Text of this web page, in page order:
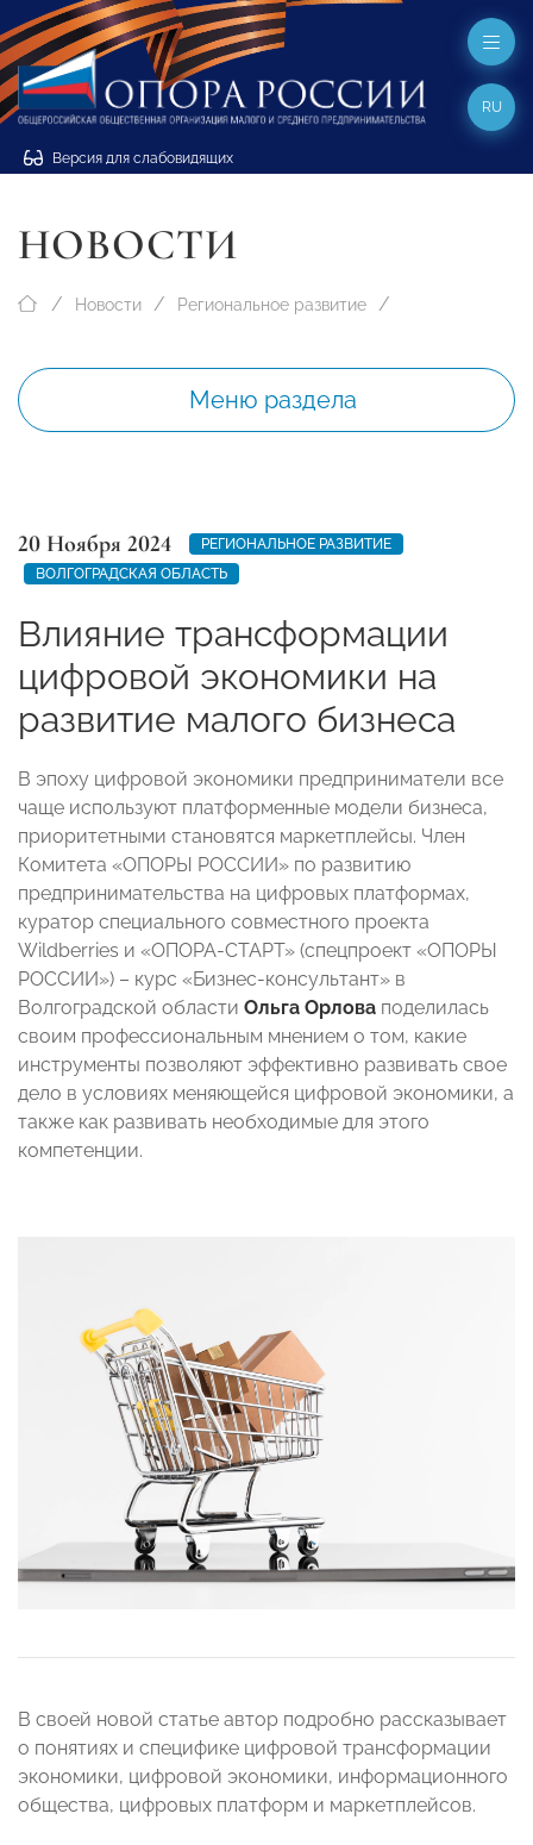
Версия для слабовидящих
RU
НОВОСТИ
Новости Региональное развитие
Меню раздела
20 Ноября 2024
РЕГИОНАЛЬНОЕ РАЗВИТИЕ
ВОЛГОГРАДСКАЯ ОБЛАСТЬ
Влияние трансформации
цифровой экономики на
развитие малого бизнеса
В эпоху цифровой экономики предприниматели все
чаще используют платформенные модели бизнеса,
приоритетными становятся маркетплейсы. Член
Комитета «ОПОРЫ РОССИИ» по развитию
предпринимательства на цифровых платформах,
куратор специального совместного проекта
Wildberries и «ОПОРА-СТАРТ» (спецпроект «ОПОРЫ
РОССИИ») – курс «Бизнес-консультант» в
Волгоградской области Ольга Орлова поделилась
своим профессиональным мнением о том, какие
инструменты позволяют эффективно развивать свое
дело в условиях меняющейся цифровой экономики, а
также как развивать необходимые для этого
компетенции.
В своей новой статье автор подробно рассказывает
о понятиях и специфике цифровой трансформации
экономики, цифровой экономики, информационного
общества, цифровых платформ и маркетплейсов.